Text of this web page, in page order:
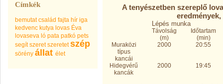
Címkék
bemutat család fajta hír iga
kedvenc kutya lovas Éva
lovaseva ló pata patkó pets
segít szeret szeretet szép
sörény állat élet
A tenyészetben szereplő
Lépés munka
Távolság
(m)
Időtartam
(min)
Muraközi
típus
kancái
2000 20:55
Hidegvérű
kancák
2000 19:45